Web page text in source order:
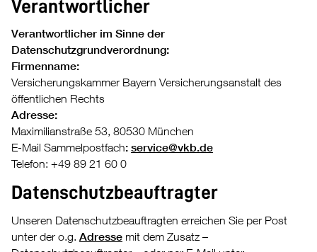
Verantwortlicher
Verantwortlicher im Sinne der
Datenschutzgrundverordnung:
Firmenname:
Versicherungskammer Bayern Versicherungsanstalt des
öffentlichen Rechts
Adresse:
Maximilianstraße 53, 80530 München
E-Mail Sammelpostfach: service@vkb.de
Telefon: +49 89 21 60 0
Datenschutzbeauftragter
Unseren Datenschutzbeauftragten erreichen Sie per Post
unter der o.g. Adresse mit dem Zusatz –